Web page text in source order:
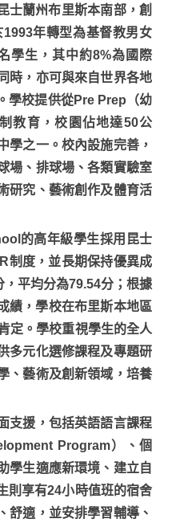
士蘭州布里斯本南部，創
年轉型為基督教男女
學生，其中約8%為國際
時，亦可與來自世界各地
學校提供從Pre Prep（幼
教育，校園佔地達50公
學之一。校內設施完善，
場、排球場、各類實驗室
研究、藝術創作及體育活
的高年級學生採用昆士
制度，並長期保持優異成
平均分為79.54分；根據
績，學校在布里斯本地區
定。學校重視學生的全人
多元化選修課程及專題研
、藝術及創新領域，培養
支援，包括英語語言課程
Program）、個
學生適應新環境、建立自
則享有24小時值班的宿舍
舒適，並安排學習輔導、